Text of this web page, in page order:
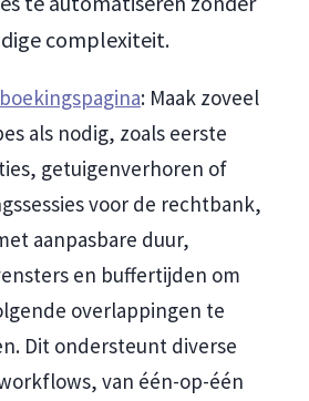
complexiteit.
: Maak zoveel
als nodig, zoals eerste
getuigenverhoren of
voor de rechtbank,
aanpasbare duur,
en buffertijden om
overlappingen te
Dit ondersteunt diverse
van één-op-één